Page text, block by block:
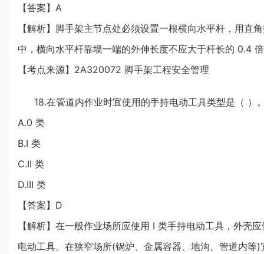
【答案】A
【解析】脚手架主节点处必须设置一根横向水平杆，用
中，横向水平杆靠墙一端的外伸长度不应大于杆长的 0.4
【考点来源】2A320072 脚手架工程安全管理
18.在管道内作业时宜使用的手持电动工具类型是（ ）
A.0 类
B.I 类
C.II 类
D.III 类
【答案】D
【解析】在一般作业场所应使用 I 类手持电动工具，外壳
电动工具。在狭窄场所(锅炉、金属容器、地沟、管道内等